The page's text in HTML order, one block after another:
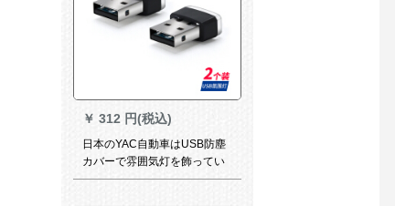
￥ 312 円(税込)
日本のYAC自動車はUSB防塵
カバーで雰囲気灯を飾ってい
ます。車に個性的なLEDナイ